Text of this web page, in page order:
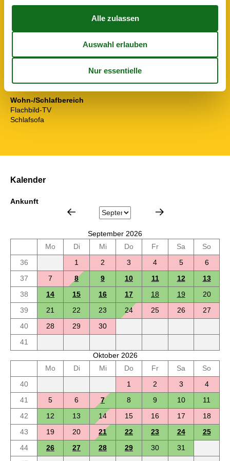
Wandern
Außenpool
Wohn-/Schlafbereich
Flachbild-TV
Schlafsofa
Kalender
Ankunft
September 2026
Mo
Di Mi Do Fr Sa
So
36
1 2 3 4 5
6
37
7 8 9 10 11 12
13
38
14 15 16 17 18 19
20
39
21 22 23 24 25 26
27
40
28 29
30
41
Oktober 2026
Mo
Di Mi Do Fr Sa
So
40
1 2 3
4
41
5 6 7 8 9 10
11
42
12 13 14 15 16 17
18
43
19 20 21 22 23 24
25
44
26 27 28 29 30
31